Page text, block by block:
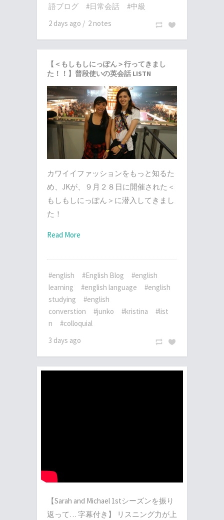
語ブログ
#日常会話
#中級
2 days ago / 2 notes
【＜もしもしにっぽん＞行ってきまし
た！！】普段使いの英会話 LISTN
カワイイファッションをもっと知るた
め、JKが、９月２８日に開催された＜
もしもしにっぽん＞に潜入してきまし
た！
Read More
#english #English Blog
#english
learning
#english language
#english
studying
#english
converstion
#junko #kristina
#list
n
#colloquial
3 days ago
【Sarah and Michael 1stシーズンを振り
返って… 字幕付き】 リスニング力が上